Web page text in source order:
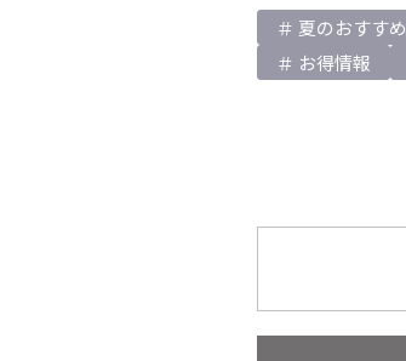
夏のおすすめ
お得情報